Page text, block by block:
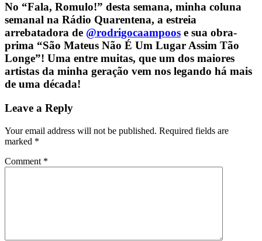
No “Fala, Romulo!” desta semana, minha coluna
semanal na Rádio Quarentena, a estreia
arrebatadora de @rodrigocaampoos e sua obra-
prima “São Mateus Não É Um Lugar Assim Tão
Longe”! Uma entre muitas, que um dos maiores
artistas da minha geração vem nos legando há mais
de uma década!
Leave a Reply
Your email address will not be published. Required fields are
marked *
Comment *